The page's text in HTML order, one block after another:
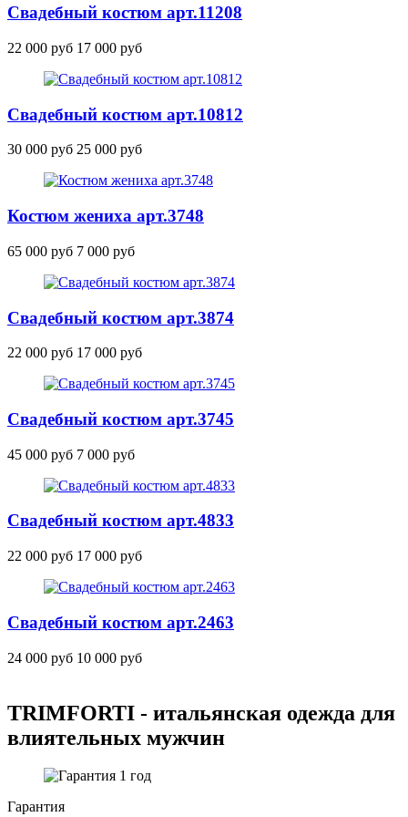
Свадебный костюм арт.11208
22 000 руб 17 000 руб
Свадебный костюм арт.10812
30 000 руб 25 000 руб
Костюм жениха арт.3748
65 000 руб 7 000 руб
Свадебный костюм арт.3874
22 000 руб 17 000 руб
Свадебный костюм арт.3745
45 000 руб 7 000 руб
Свадебный костюм арт.4833
22 000 руб 17 000 руб
Свадебный костюм арт.2463
24 000 руб 10 000 руб
TRIMFORTI - итальянская одежда для
влиятельных мужчин
Гарантия